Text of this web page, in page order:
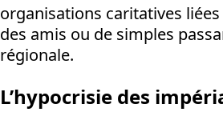
organisations caritatives
des amis ou de simples
régionale.
L’hypocrisie des